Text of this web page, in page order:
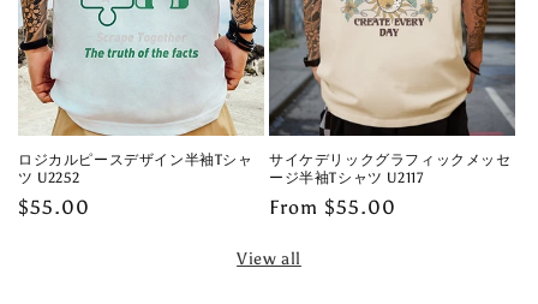
ロジカルピースデザイン半袖Tシャ
ツ U2252
Regular
$55.00
サイケデリックグラフィックメッセ
ージ半袖Tシャツ U2117
Regular
From $55.00
View all